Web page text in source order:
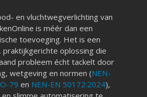
en vluchtwegverlichting van
is méér dan een
toevoeging. Het is een
praktijkgerichte oplossing die
probleem écht tackelt door
wetgeving en normen (NEN-
79 en NEN-EN 50172:2024),